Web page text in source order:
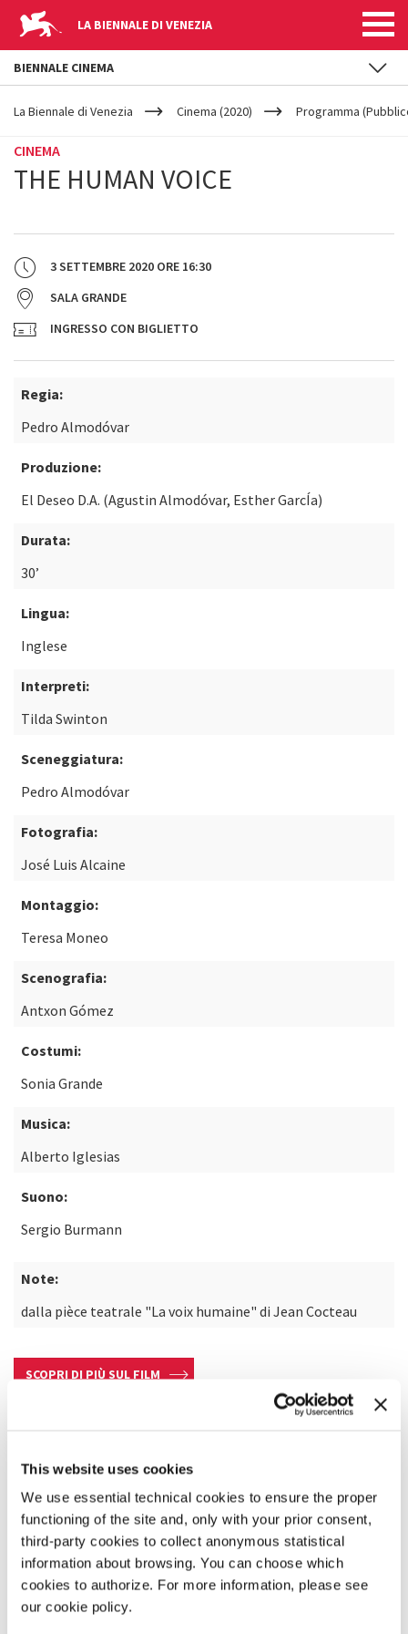
This website uses cookies
We use essential technical cookies to ensure the proper
functioning of the site and, only with your prior consent,
third-party cookies to collect anonymous statistical
information about browsing. You can choose which
cookies to authorize. For more information, please see
our cookie policy.
LA BIENNALE DI VENEZIA
YOUR
ARE
La Biennale di Venezia Cinema (2020) Programma
CINEMA
THE HUMAN VOICE
3 SETTEMBRE 2020 ORE 16:30
SALA GRANDE
INGRESSO CON BIGLIETTO
Regia:
Pedro Almodóvar
Produzione:
El Deseo D.A. (Agustin Almodóvar, Esther GarcÍa)
Durata:
30’
Lingua:
Inglese
Interpreti:
Tilda Swinton
Sceneggiatura:
Pedro Almodóvar
Fotografia:
José Luis Alcaine
Montaggio:
Teresa Moneo
Scenografia:
Antxon Gómez
Costumi:
Sonia Grande
Musica:
Alberto Iglesias
Suono:
Sergio Burmann
Note:
dalla pièce teatrale "La voix humaine" di Jean Cocteau
SCOPRI DI PIÙ SUL FILM
BIENNALE CINEMA